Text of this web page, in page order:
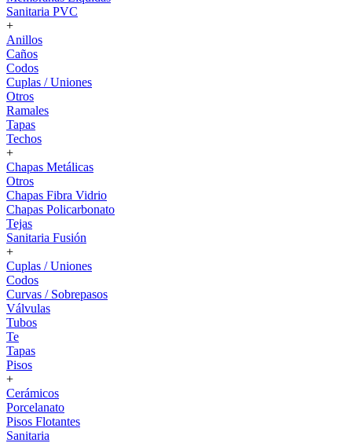
Sanitaria PVC
+
Anillos
Caños
Codos
Cuplas / Uniones
Otros
Ramales
Tapas
Techos
+
Chapas Metálicas
Otros
Chapas Fibra Vidrio
Chapas Policarbonato
Tejas
Sanitaria Fusión
+
Cuplas / Uniones
Codos
Curvas / Sobrepasos
Válvulas
Tubos
Te
Tapas
Pisos
+
Cerámicos
Porcelanato
Pisos Flotantes
Sanitaria